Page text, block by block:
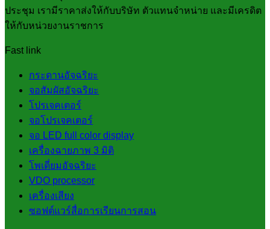
ประชุม เรามีราคาส่งให้กับบริษัท ตัวแทนจำหน่าย และมีเครดิต
ให้กับหน่วยงานราชการ
Fast link
กระดานอัจฉริยะ
จอสัมผัสอัจฉริยะ
โปรเจคเตอร์
จอโปรเจคเตอร์
จอ LED full color display
เครื่องฉายภาพ 3 มิติ
โพเดี่ยมอัจฉริยะ
VDO processor
เครื่องเสียง
ซอฟต์แวร์สื่อการเรียนการสอน